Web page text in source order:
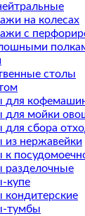
на колесах
с
столы
для
для мойки
для сбора
из нержавейки
к
разделочные
купе
кондитерские
тумбы